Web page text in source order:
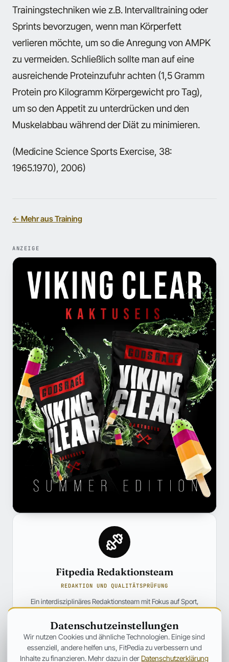
Trainingstechniken wie z.B. Intervalltraining oder
Sprints bevorzugen, wenn man Körperfett
verlieren möchte, um so die Anregung von AMPK
zu vermeiden. Schließlich sollte man auf eine
ausreichende Proteinzufuhr achten (1,5 Gramm
Protein pro Kilogramm Körpergewicht pro Tag),
um so den Appetit zu unterdrücken und den
Muskelabbau während der Diät zu minimieren.
(Medicine Science Sports Exercise, 38:
1965.1970), 2006)
← Mehr aus Training
ANZEIGE
Fitpedia Redaktionsteam
REDAKTION UND QUALITÄTSPRÜFUNG
Ein interdisziplinäres Redaktionsteam mit Fokus auf Sport,
verständlich auf und ordnet News aus der Fitnessindustrie ein.
Profil und weitere Beiträge →
Datenschutzeinstellungen
Wir nutzen Cookies und ähnliche Technologien. Einige sind
essenziell, andere helfen uns, FitPedia zu verbessern und
Inhalte zu finanzieren. Mehr dazu in der Datenschutzerklärung